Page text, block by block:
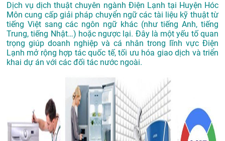
Dịch vụ dịch thuật chuyên ngành Điện Lạnh tại Huyện Hóc
Môn cung cấp giải pháp chuyển ngữ các tài liệu kỹ thuật từ
tiếng Việt sang các ngôn ngữ khác (như tiếng Anh, tiếng
Trung, tiếng Nhật…) hoặc ngược lại. Đây là một yếu tố quan
trọng giúp doanh nghiệp và cá nhân trong lĩnh vực Điện
Lạnh mở rộng hợp tác quốc tế, tối ưu hóa giao dịch và triển
khai dự án với các đối tác nước ngoài.